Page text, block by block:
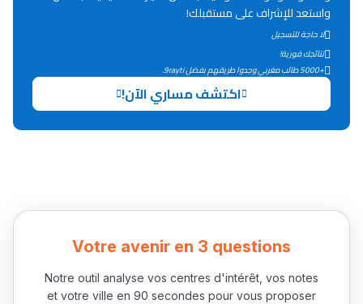
Collège au Maroc
التعليم الثانوي الإعدادي
+ de 89 Interviews/Vidéos
واستعد للإشراف على مستقبلك!
لا حاجة للتسجيل
نتائجك فورية!
+5000 طالب مغربي وجدوا طريقهم بفضل 9rayti.
اكتشف مساري الآن!
Votre avenir en 3 questions
Notre outil analyse vos centres d'intérêt, vos notes
et votre ville en 90 secondes pour vous proposer